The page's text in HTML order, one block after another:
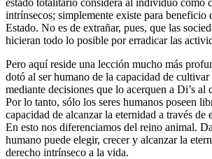
intrínsecos; simplemente existe para beneficio
Estado. No es de extrañar, pues, que las
hicieran todo lo posible por erradicar las
Pero aquí reside una lección mucho más
dotó al ser humano de la capacidad de
mediante decisiones que lo acerquen a Di’s
Por lo tanto, sólo los seres humanos poseen
capacidad de alcanzar la eternidad a través de
En esto nos diferenciamos del reino animal.
humano puede elegir, crecer y alcanzar la
derecho intrínseco a la vida.